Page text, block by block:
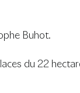
Buhot.
du 22